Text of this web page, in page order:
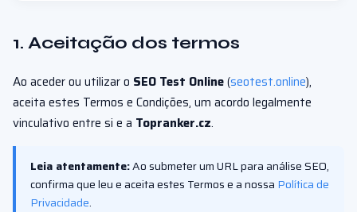
1. Aceitação dos termos
Ao aceder ou utilizar o SEO Test Online(seotest.online),
aceita estes Termos e Condições, um acordo legalmente
vinculativo entre si e a Topranker.cz.
Leia atentamente:Ao submeter um URL para análise SEO,
confirma que leu e aceita estes Termos e a nossa Política de
Privacidade.